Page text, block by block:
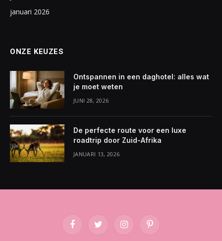
januari 2026
ONZE KEUZES
Ontspannen in een daghotel: alles wat
je moet weten
JUNI 28, 2026
De perfecte route voor een luxe
roadtrip door Zuid-Afrika
JANUARI 13, 2026
FacebookTwitter InstagramPinterest